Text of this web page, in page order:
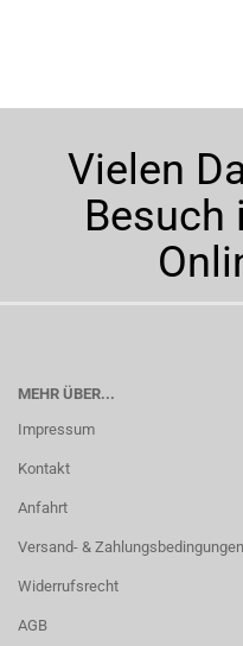
Vielen
Besuch
MEHR ÜBER...
Impressum
Kontakt
Anfahrt
Versand- & Zahlungsbedingungen
Widerrufsrecht
AGB